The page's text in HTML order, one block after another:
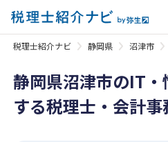
税理士紹介ナビ 静岡県 沼津市
静岡県沼津市のIT
する税理士・会計